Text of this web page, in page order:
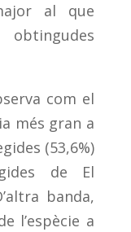
al que
com el
més gran a
(53,6%)
de El
banda,
l’espècie a